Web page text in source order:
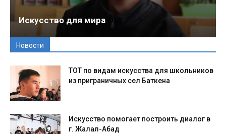
Искусство для мира
Новости
ТОТ по видам искусства для школьников
из приграничных сел Баткена
Искусство помогает построить диалог в
г. Жалал-Абад